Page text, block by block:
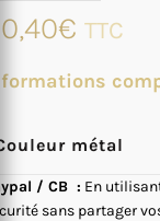
€ TTC
métal
/ CB : En
sans partager